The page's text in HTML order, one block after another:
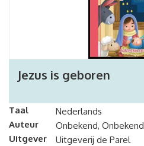
Jezus is geboren
Taal
Nederlands
Auteur
Onbekend, Onbekend
Uitgever
Uitgeverij de Parel